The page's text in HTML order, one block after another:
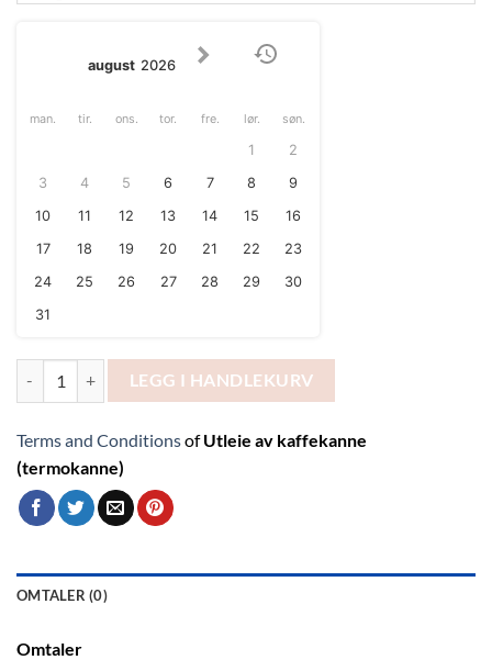
august 2026
man. tir. ons. tor. fre. lør. søn.
1
2
3
4 5 6 7 8
9
10
11 12 13 14 15
16
17
18 19 20 21 22
23
24
25 26 27 28 29
30
31
Utleie av kaffekanne (termokanne) antall
LEGG I HANDLEKURV
Terms and ConditionsofUtleie av kaffekanne
(termokanne)
OMTALER (0)
Omtaler